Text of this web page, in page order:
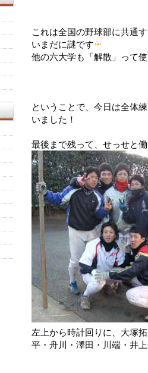
これは全国の野球部に共通
いまだに謎です
他の六大学も「解散」って
ということで、今日は全体
いました！
最後まで残って、せっせと
左上から時計回りに、大塚
平・舟川・澤田・川端・井